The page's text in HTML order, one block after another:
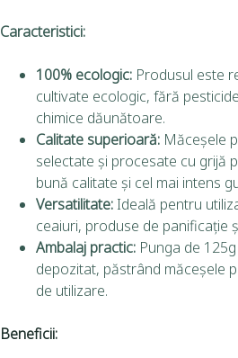
Caracteristici:
100% ecologic: Produsul este
cultivate ecologic, fără
chimice dăunătoare.
Calitate superioară: Măceșele
selectate și procesate cu grijă
bună calitate și cel mai intens
Versatilitate:Ideală pentru
ceaiuri, produse de panificație
Ambalaj practic: Punga de
depozitat, păstrând măceșele
de utilizare.
Beneficii: